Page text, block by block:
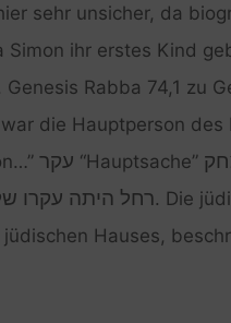
sehr unsicher, da
ihr erstes Kind
Rabba 74,1 zu
die Hauptperson
עקר “Hauptsache”
רחל היתה עקרו. Die
Hauses,